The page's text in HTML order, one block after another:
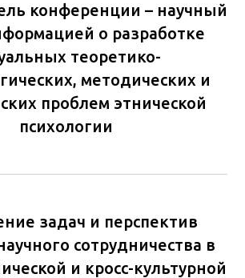
конференции – научный
о разработке
теоретико-
методических и
проблем этнической
психологии
задач и перспектив
сотрудничества в
и кросс-культурной